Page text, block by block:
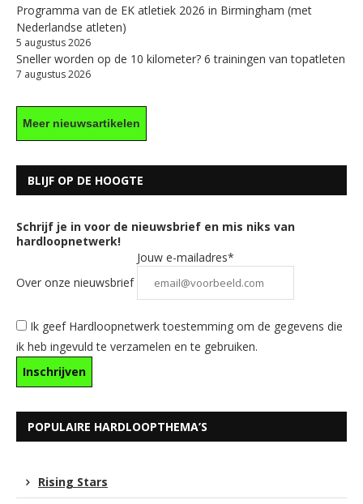
Programma van de EK atletiek 2026 in Birmingham (met
Nederlandse atleten)
5 augustus 2026
Sneller worden op de 10 kilometer? 6 trainingen van topatleten
7 augustus 2026
Meer nieuwsartikelen
BLIJF OP DE HOOGTE
Schrijf je in voor de nieuwsbrief en mis niks van
hardloopnetwerk!
Over onze nieuwsbrief
Jouw e-mailadres*
Ik geef Hardloopnetwerk toestemming om de gegevens die
ik heb ingevuld te verzamelen en te gebruiken.
POPULAIRE HARDLOOPTHEMA’S
Rising Stars